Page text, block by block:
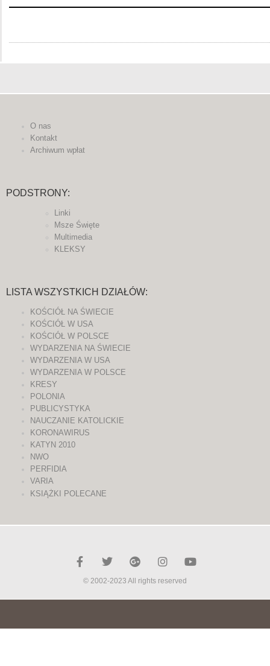
O nas
Kontakt
Archiwum wpłat
PODSTRONY:
Linki
Msze Święte
Multimedia
KLEKSY
LISTA WSZYSTKICH DZIAŁÓW:
KOŚCIÓŁ NA ŚWIECIE
KOŚCIÓŁ W USA
KOŚCIÓŁ W POLSCE
WYDARZENIA NA ŚWIECIE
WYDARZENIA W USA
WYDARZENIA W POLSCE
KRESY
POLONIA
PUBLICYSTYKA
NAUCZANIE KATOLICKIE
KORONAWIRUS
KATYN 2010
NWO
PERFIDIA
VARIA
KSIĄŻKI POLECANE
© 2002-2023 All rights reserved